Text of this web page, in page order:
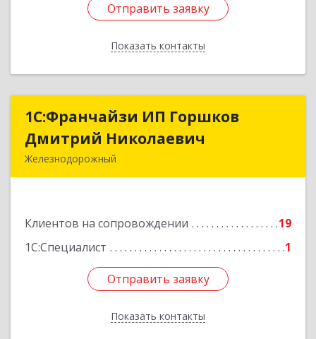
Отправить заявку
Показать контакты
Отправить заявку
Назад
1С:Франчайзи ИП Горшков
Дмитрий Николаевич
Железнодорожный
Клиентов на сопровождении
19
1С:Специалист
1
Отправить заявку
Показать контакты
1С:Франчайзи ИП Горшков
Дмитрий Николаевич
Подробнее
Отправить заявку
Назад